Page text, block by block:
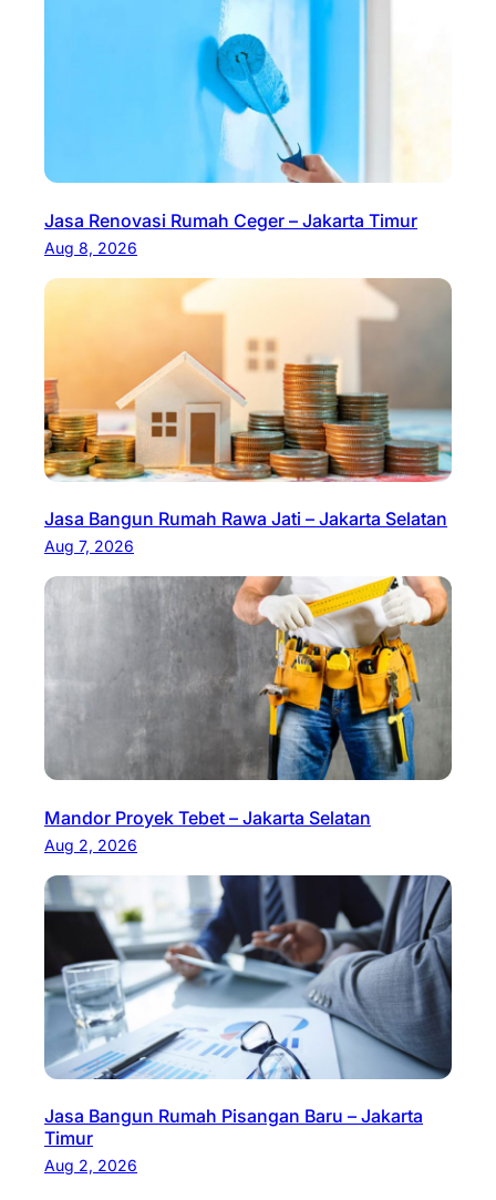
Jasa Renovasi Rumah Ceger – Jakarta Timur
Aug 8, 2026
Jasa Bangun Rumah Rawa Jati – Jakarta Selatan
Aug 7, 2026
Mandor Proyek Tebet – Jakarta Selatan
Aug 2, 2026
Jasa Bangun Rumah Pisangan Baru – Jakarta
Timur
Aug 2, 2026